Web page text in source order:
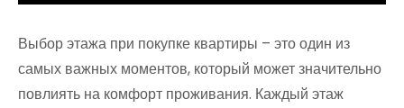
Выбор этажа при покупке квартиры – это один из
самых важных моментов, который может значительно
повлиять на комфорт проживания. Каждый этаж